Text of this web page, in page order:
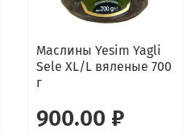
Маслины Yesim Yagli
Sele XL/L вяленые 700
г
900.00 ₽